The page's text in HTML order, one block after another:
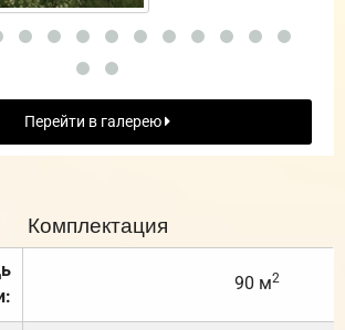
Перейти в галерею
Комплектация
90 м2